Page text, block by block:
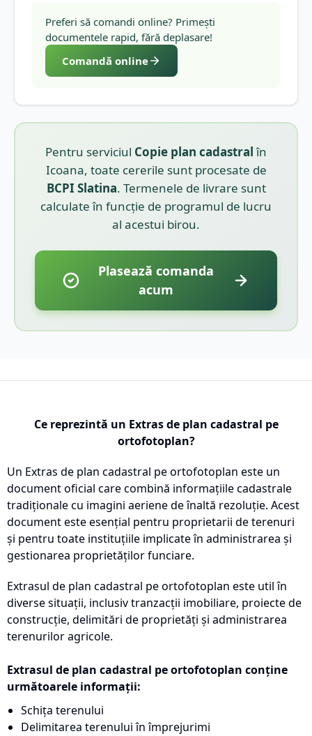
Preferi să comandi online? Primești
documentele rapid, fără deplasare!
Comandă online
Pentru serviciul Copie plan cadastralîn
Icoana, toate cererile sunt procesate de
BCPI Slatina. Termenele de livrare sunt
calculate în funcție de programul de lucru
al acestui birou.
Plasează comanda
acum
Ce reprezintă un Extras de plan cadastral pe
ortofotoplan?
Un Extras de plan cadastral pe ortofotoplan este un
document oficial care combină informațiile cadastrale
tradiționale cu imagini aeriene de înaltă rezoluție. Acest
document este esențial pentru proprietarii de terenuri
și pentru toate instituțiile implicate în administrarea și
gestionarea proprietăților funciare.
Extrasul de plan cadastral pe ortofotoplan este util în
diverse situații, inclusiv tranzacții imobiliare, proiecte de
construcție, delimitări de proprietăți și administrarea
terenurilor agricole.
Extrasul de plan cadastral pe ortofotoplan conține
următoarele informații:
Schița terenului
Delimitarea terenului în împrejurimi